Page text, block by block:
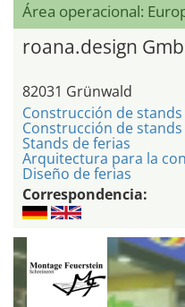
Área operacional:
roana.design
82031 Grünwald
Construcción de stands
Construcción de
Stands de ferias
Arquitectura para la
Diseño de ferias
Correspondencia: